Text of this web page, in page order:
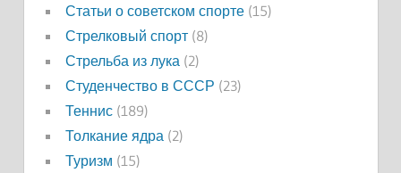
Статьи о советском спорте(15)
Стрелковый спорт(8)
Стрельба из лука (2)
Студенчество в СССР (23)
Теннис(189)
Толкание ядра (2)
Туризм (15)